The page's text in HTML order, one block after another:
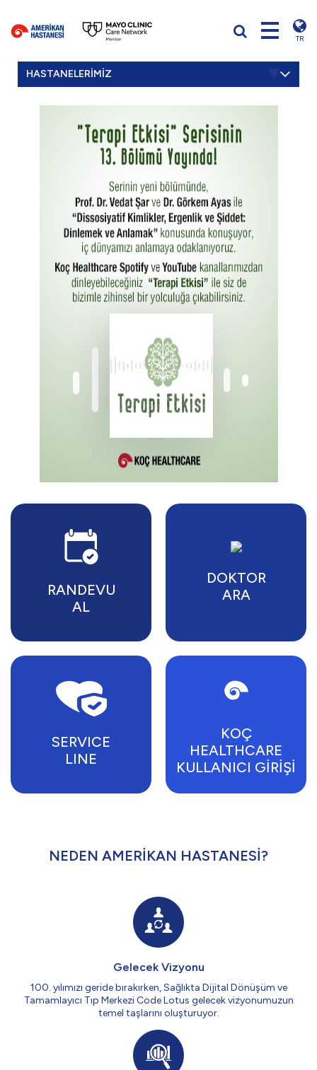
TR
HASTANELERİMİZ
RANDEVU
AL
DOKTOR
ARA
SERVICE
LINE
KOÇ
HEALTHCARE
KULLANICI GİRİŞİ
NEDEN AMERİKAN HASTANESİ?
Gelecek Vizyonu
100. yılımızı geride bırakırken, Sağlıkta Dijital Dönüşüm ve
Tamamlayıcı Tıp Merkezi Code Lotus gelecek vizyonumuzun
temel taşlarını oluşturuyor.